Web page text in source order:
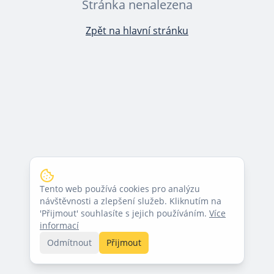
Stránka nenalezena
Zpět na hlavní stránku
Tento web používá cookies pro analýzu
návštěvnosti a zlepšení služeb. Kliknutím na
'Přijmout' souhlasíte s jejich používáním. Více
informací
Odmítnout
Přijmout